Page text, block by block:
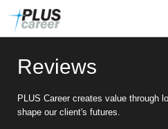
Reviews
PLUS Career creates value through
shape our client's futures.